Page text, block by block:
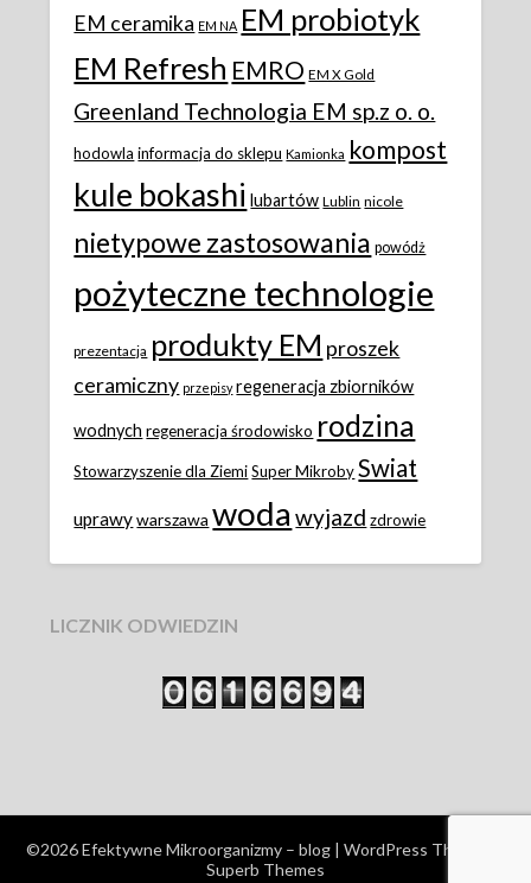
EM ceramika EM NA EM probiotyk
EM Refresh EMRO EM X Gold
Greenland Technologia EM sp.z o. o.
hodowla informacja do sklepu Kamionka kompost
kule bokashi lubartów Lublin nicole
nietypowe zastosowania powódż
pożyteczne technologie
prezentacja produkty EM proszek
ceramiczny przepisy regeneracja zbiorników
wodnych regeneracja środowisko rodzina
Stowarzyszenie dla Ziemi Super Mikroby Swiat
uprawy warszawa woda wyjazd zdrowie
LICZNIK ODWIEDZIN
©2026 Efektywne Mikroorganizmy – blog | WordPress Theme by
Superb Themes